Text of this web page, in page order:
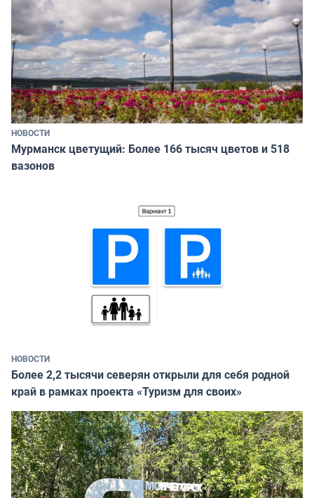
НОВОСТИ
Мурманск цветущий: Более 166 тысяч цветов и 518
вазонов
НОВОСТИ
Более 2,2 тысячи северян открыли для себя родной
край в рамках проекта «Туризм для своих»